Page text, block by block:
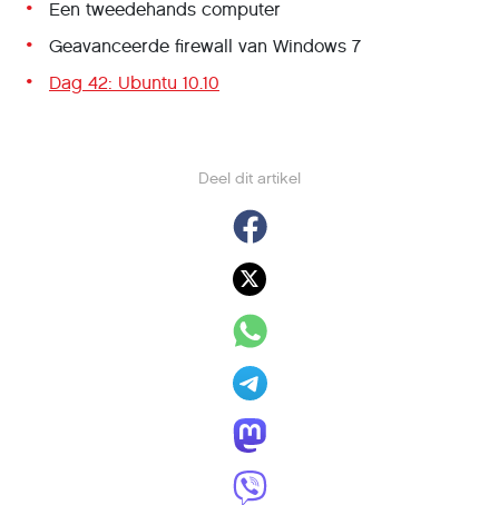
Deel dit artikel
Een tweedehands computer
Geavanceerde firewall van Windows 7
Dag 42: Ubuntu 10.10